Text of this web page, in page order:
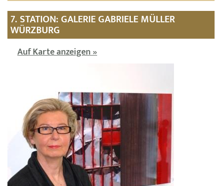
7. STATION: GALERIE GABRIELE MÜLLER
WÜRZBURG
Auf Karte anzeigen »